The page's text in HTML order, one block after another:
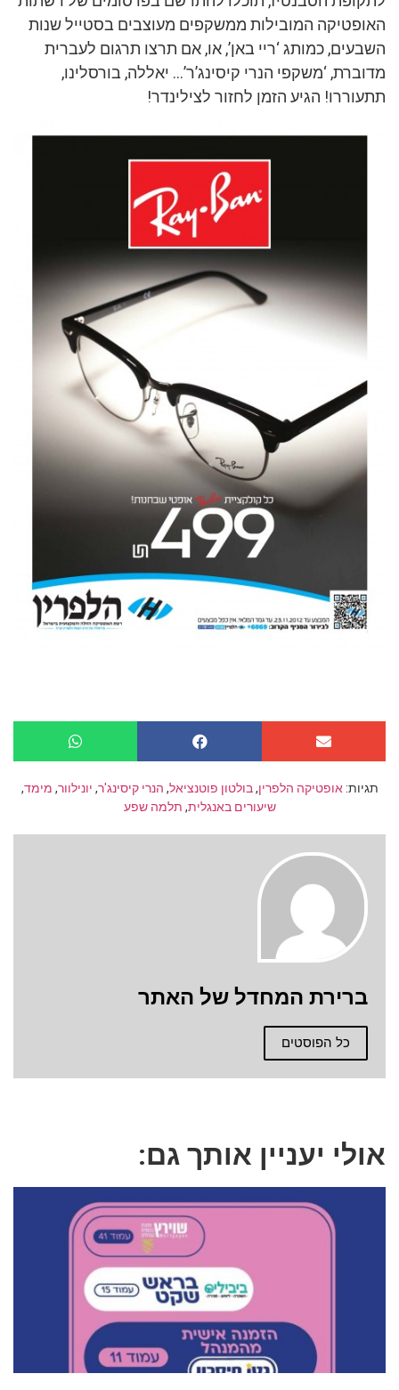
האופטיקה המובילות ממשקפים מעוצבים בסטייל שנות
השבעים, כמותג ‘ריי באן’, או, אם תרצו תרגום לעברית
מדוברת, ‘משקפי הנרי קיסינג’ר’… יאללה, בורסלינו,
תתעוררו! הגיע הזמן לחזור לצילינדר!
תגיות: אופטיקה הלפרין,בולטון פוטנציאל, הנרי קיסינג'ר, יונילוור, מימד,
שיעורים באנגלית, תלמה שפע
ברירת המחדל של האתר
כל הפוסטים
אולי יעניין אותך גם: